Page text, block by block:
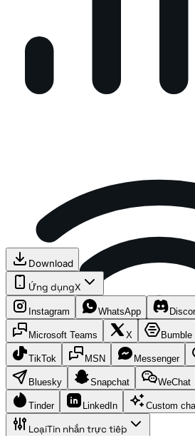
Download
Ứng dụngX
Instagram WhatsApp
Microsoft Teams X Bumble
TikTok MSN Messenger
Bluesky Snapchat WeChat
Tinder LinkedIn Custom
LoạiTin nhắn trực tiếp